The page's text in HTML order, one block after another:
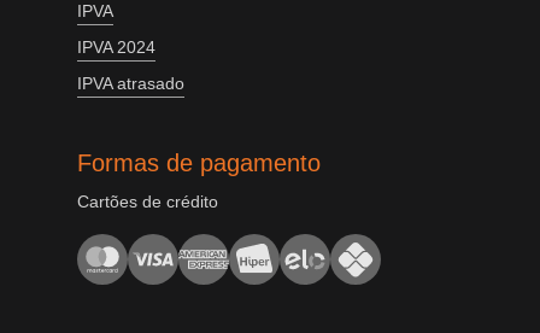
IPVA
IPVA 2024
IPVA atrasado
Formas de pagamento
Cartões de crédito